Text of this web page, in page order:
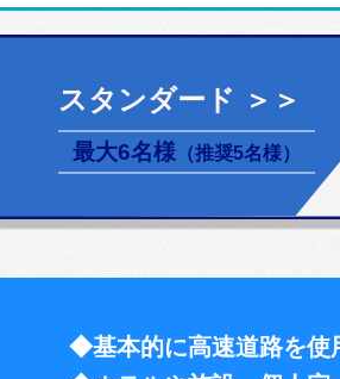
スタンダード ＞＞
最大6名様 （推奨5名様）
◆基本的に高速道路を使